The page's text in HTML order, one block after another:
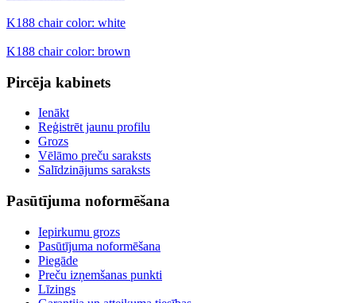
K188 chair color: white
K188 chair color: brown
Pircēja kabinets
Ienākt
Reģistrēt jaunu profilu
Grozs
Vēlāmo preču saraksts
Salīdzinājums saraksts
Pasūtījuma noformēšana
Iepirkumu grozs
Pasūtījuma noformēšana
Piegāde
Preču izņemšanas punkti
Līzings